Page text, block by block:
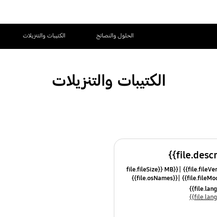
الحلول والنصائح الكتيبات والتنزيلات
الكتيبات والتنزيلات
{{file.fileSize}} MB
{{file.osNames}}